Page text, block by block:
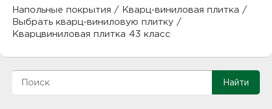
Напольные покрытия / Кварц-виниловая плитка /
Выбрать кварц-виниловую плитку /
Кварцвиниловая плитка 43 класс